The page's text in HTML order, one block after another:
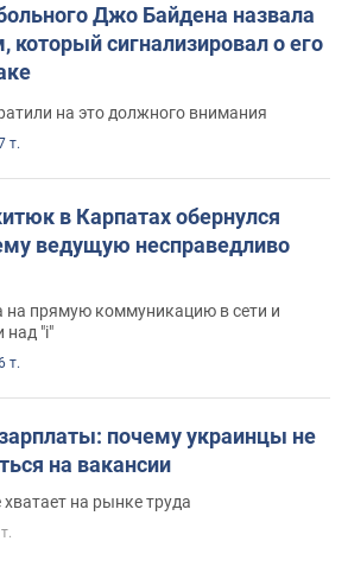
Джо Байдена назвала
сигнализировал о его
на это должного внимания
т.
в Карпатах обернулся
ведущую несправедливо
прямую коммуникацию в сети и
над "i"
т.
почему украинцы не
на вакансии
на рынке труда